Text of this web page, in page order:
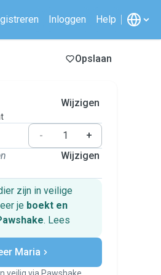
Inloggen Help
Opslaan
Wijzigen
-
+
Wijzigen
zijn in veilige
je boekt en
. Lees
plannen veranderen
Maria